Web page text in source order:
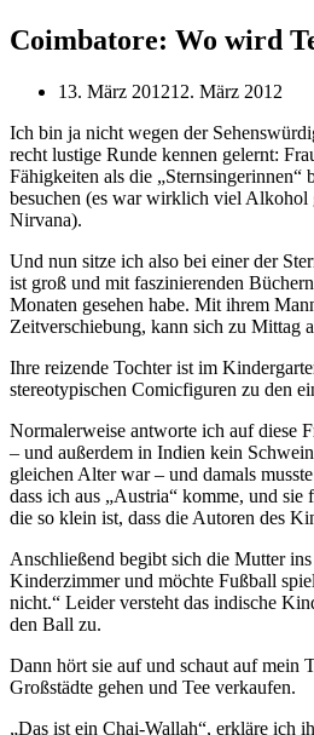
Coimbatore: Wo wird
13. März 201212. März 2012
Ich bin ja nicht wegen der
recht lustige Runde kennen gelernt:
Fähigkeiten als die
besuchen (es war wirklich viel Alkohol
Nirvana).
Und nun sitze ich also bei einer der
ist groß und mit faszinierenden
Monaten gesehen habe. Mit ihrem
Zeitverschiebung, kann sich zu Mittag
Ihre reizende Tochter ist im
stereotypischen Comicfiguren zu den
Normalerweise antworte ich auf diese
– und außerdem in Indien kein
gleichen Alter war – und damals
dass ich aus „Austria“ komme, und
die so klein ist, dass die Autoren des
Anschließend begibt sich die Mutter
Kinderzimmer und möchte Fußball
nicht.“ Leider versteht das indische
den Ball zu.
Dann hört sie auf und schaut auf mein
Großstädte gehen und Tee verkaufen.
„Das ist ein Chai-Wallah“, erkläre ich